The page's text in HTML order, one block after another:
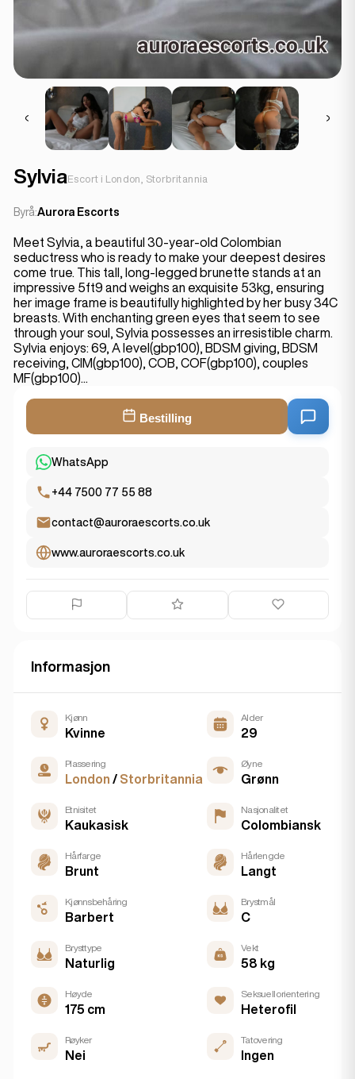
SylviaEscort i London, Storbritannia
Byrå:Aurora Escorts
Meet Sylvia, a beautiful 30-year-old Colombian
seductress who is ready to make your deepest desires
come true. This tall, long-legged brunette stands at an
impressive 5ft9 and weighs an exquisite 53kg, ensuring
her image frame is beautifully highlighted by her busy 34C
breasts. With enchanting green eyes that seem to see
through your soul, Sylvia possesses an irresistible charm.
Sylvia enjoys: 69, A level(gbp100), BDSM giving, BDSM
receiving, CIM(gbp100), COB, COF(gbp100), couples
MF(gbp100)...
Bestilling
WhatsApp
+44 7500 77 55 88
contact@auroraescorts.co.uk
www.auroraescorts.co.uk
Informasjon
Kjønn
Kvinne
Alder
29
Plassering
London / Storbritannia
Øyne
Grønn
Etnisitet
Kaukasisk
Nasjonalitet
Colombiansk
Hårfarge
Brunt
Hårlengde
Langt
Kjønnsbehåring
Barbert
Brystmål
C
Brysttype
Naturlig
Vekt
58 kg
Høyde
175 cm
Seksuell orientering
Heterofil
Røyker
Nei
Tatovering
Ingen